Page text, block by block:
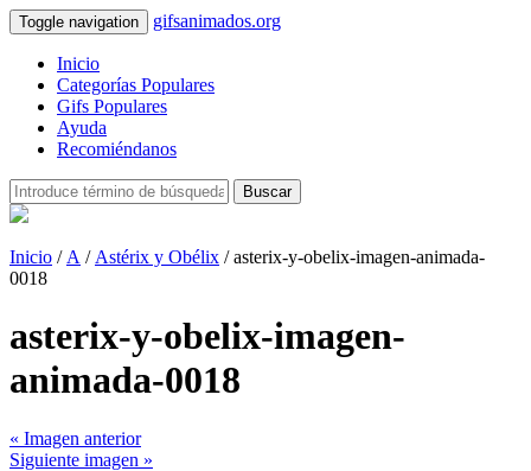
Toggle navigation gifsanimados.org
Inicio
Categorías Populares
Gifs Populares
Ayuda
Recomiéndanos
Buscar
Inicio / A / Astérix y Obélix / asterix-y-obelix-imagen-animada-
0018
asterix-y-obelix-imagen-
animada-0018
« Imagen anterior
Siguiente imagen »